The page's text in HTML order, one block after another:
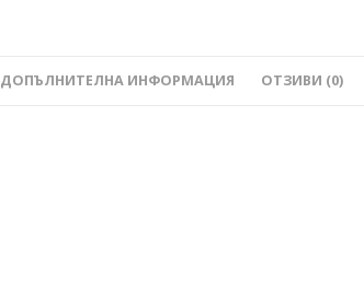
ДОПЪЛНИТЕЛНА ИНФОРМАЦИЯ ОТЗИВИ (0)